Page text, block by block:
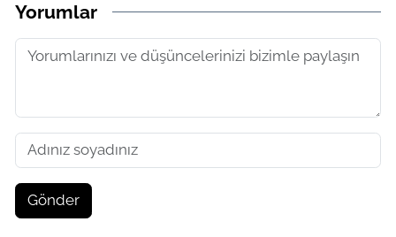
Yorumlar
Gönder